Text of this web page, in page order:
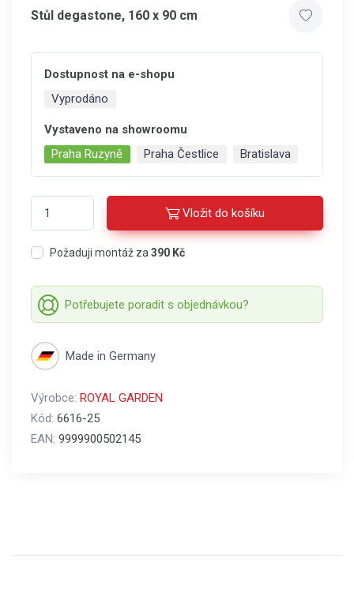
Stůl degastone, 160 x 90 cm
Dostupnost na e-shopu
Vyprodáno
Vystaveno na showroomu
Praha Ruzyně
Praha Čestlice Bratislava
Vložit do košíku
Požaduji montáž za 390 Kč
Potřebujete poradit s objednávkou?
Made in Germany
Výrobce: ROYAL GARDEN
Kód: 6616-25
EAN: 9999900502145